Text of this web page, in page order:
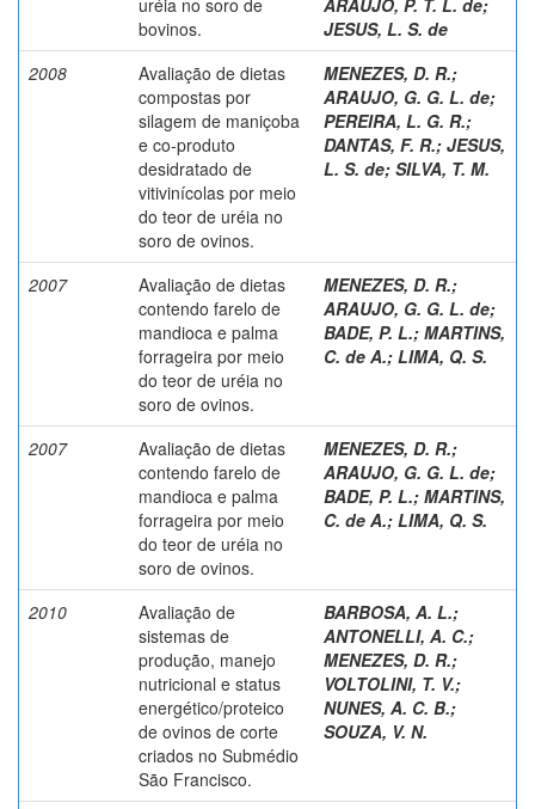
bovinos.
JESUS, L. S. de
2008
Avaliação de dietas
compostas por
silagem de maniçoba
e co-produto
desidratado de
vitivinícolas por meio
do teor de uréia no
soro de ovinos.
MENEZES, D. R.;
ARAUJO, G. G. L. de;
PEREIRA, L. G. R.;
DANTAS, F. R.; JESUS,
L. S. de; SILVA, T. M.
2007
Avaliação de dietas
contendo farelo de
mandioca e palma
forrageira por meio
do teor de uréia no
soro de ovinos.
MENEZES, D. R.;
ARAUJO, G. G. L. de;
BADE, P. L.; MARTINS,
C. de A.; LIMA, Q. S.
2007
Avaliação de dietas
contendo farelo de
mandioca e palma
forrageira por meio
do teor de uréia no
soro de ovinos.
MENEZES, D. R.;
ARAUJO, G. G. L. de;
BADE, P. L.; MARTINS,
C. de A.; LIMA, Q. S.
2010
Avaliação de
sistemas de
produção, manejo
nutricional e status
energético/proteico
de ovinos de corte
criados no Submédio
São Francisco.
BARBOSA, A. L.;
ANTONELLI, A. C.;
MENEZES, D. R.;
VOLTOLINI, T. V.;
NUNES, A. C. B.;
SOUZA, V. N.